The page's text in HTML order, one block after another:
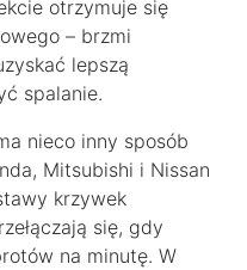
otrzymuje się
– brzmi
lepszą
spalanie.
nieco inny sposób
Mitsubishi i Nissan
krzywek
się, gdy
na minutę. W